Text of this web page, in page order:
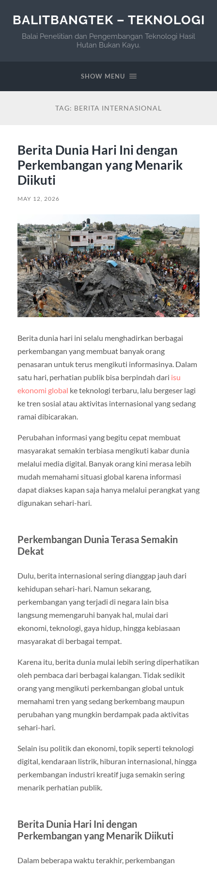
BALITBANGTEK – TEKNOLOGI
Balai Penelitian dan Pengembangan Teknologi Hasil
Hutan Bukan Kayu.
SHOW MENU
TAG: BERITA INTERNASIONAL
Berita Dunia Hari Ini dengan
Perkembangan yang Menarik
Diikuti
MAY 12, 2026
Berita dunia hari ini selalu menghadirkan berbagai
perkembangan yang membuat banyak orang
penasaran untuk terus mengikuti informasinya. Dalam
satu hari, perhatian publik bisa berpindah dari isu
ekonomi global ke teknologi terbaru, lalu bergeser lagi
ke tren sosial atau aktivitas internasional yang sedang
ramai dibicarakan.
Perubahan informasi yang begitu cepat membuat
masyarakat semakin terbiasa mengikuti kabar dunia
melalui media digital. Banyak orang kini merasa lebih
mudah memahami situasi global karena informasi
dapat diakses kapan saja hanya melalui perangkat yang
digunakan sehari-hari.
Perkembangan Dunia Terasa Semakin
Dekat
Dulu, berita internasional sering dianggap jauh dari
kehidupan sehari-hari. Namun sekarang,
perkembangan yang terjadi di negara lain bisa
langsung memengaruhi banyak hal, mulai dari
ekonomi, teknologi, gaya hidup, hingga kebiasaan
masyarakat di berbagai tempat.
Karena itu, berita dunia mulai lebih sering diperhatikan
oleh pembaca dari berbagai kalangan. Tidak sedikit
orang yang mengikuti perkembangan global untuk
memahami tren yang sedang berkembang maupun
perubahan yang mungkin berdampak pada aktivitas
sehari-hari.
Selain isu politik dan ekonomi, topik seperti teknologi
digital, kendaraan listrik, hiburan internasional, hingga
perkembangan industri kreatif juga semakin sering
menarik perhatian publik.
Berita Dunia Hari Ini dengan
Perkembangan yang Menarik Diikuti
Dalam beberapa waktu terakhir, perkembangan